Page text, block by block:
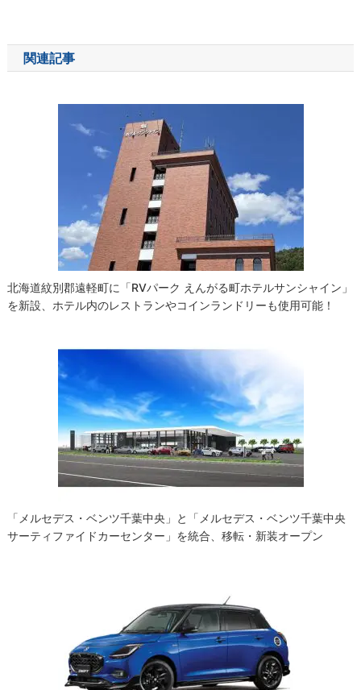
ナ
ビ
関連記事
北海道紋別郡遠軽町に「RVパーク えんがる町ホテルサンシャイン」
を新設、ホテル内のレストランやコインランドリーも使用可能！
「メルセデス・ベンツ千葉中央」と「メルセデス・ベンツ千葉中央
サーティファイドカーセンター」を統合、移転・新装オープン